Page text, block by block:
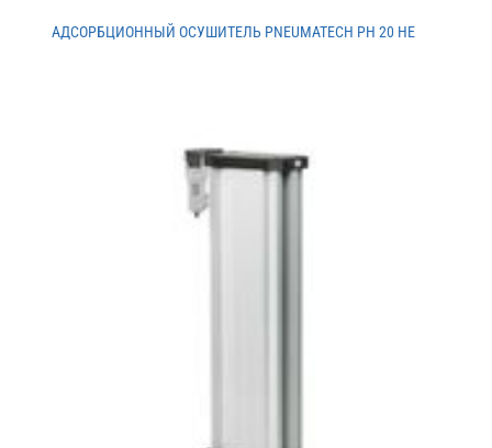
АДСОРБЦИОННЫЙ ОСУШИТЕЛЬ PNEUMATECH PH 20 HE